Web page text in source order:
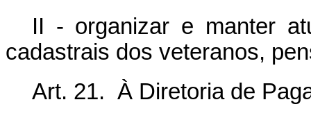
II - organizar e manter
cadastrais dos veteranos,
Art. 21. À Diretoria de